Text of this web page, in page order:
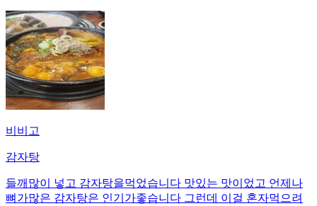
비비고
감자탕
들깨많이 넣고 감자탕을먹었습니다 맛있는 맛이었고 언제나
뼈가많은 감자탕은 인기가좋습니다 그런데 이걸 혼자먹으려